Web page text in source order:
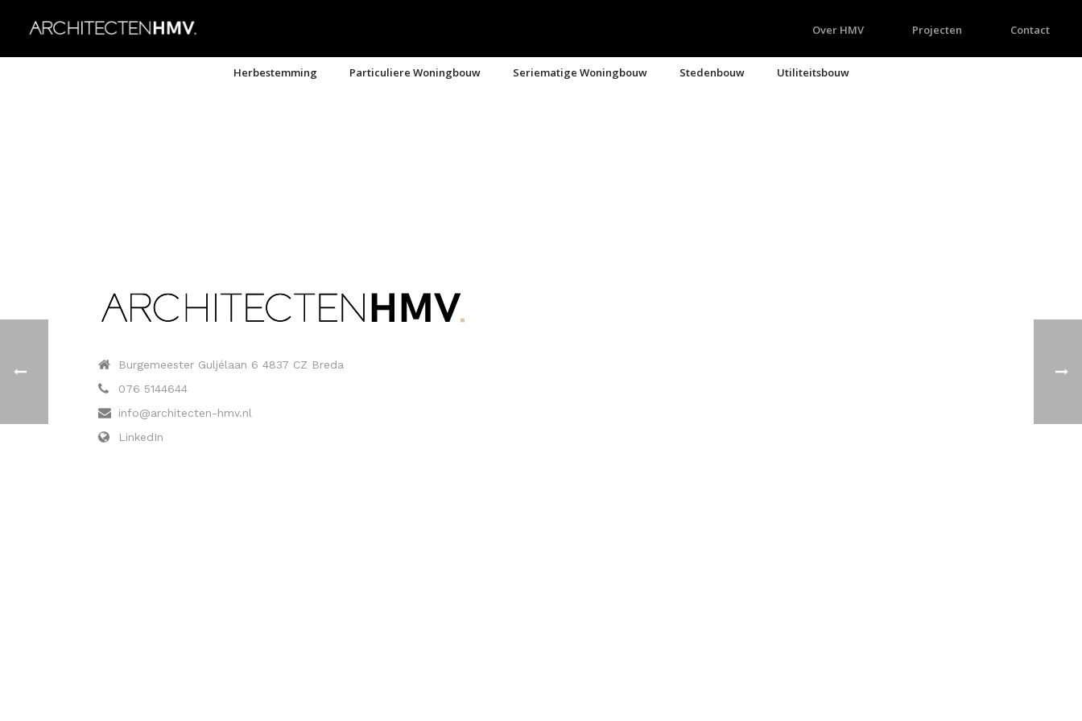
Over HMV Projecten Contact
Herbestemming Particuliere Woningbouw Seriematige Woningbouw Stedenbouw Utiliteitsbouw
Burgemeester Guljélaan 6 4837 CZ Breda
076 5144644
info@architecten-hmv.nl
LinkedIn